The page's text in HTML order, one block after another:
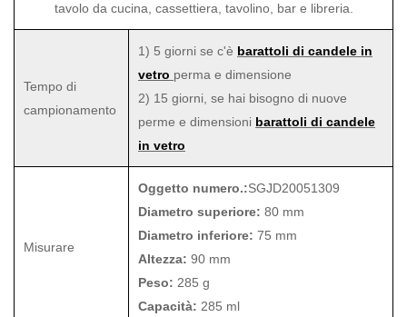
tavolo da cucina, cassettiera, tavolino, bar e libreria.
Tempo di
campionamento
1) 5 giorni se c'è barattoli di candele in
vetro perma e dimensione
2) 15 giorni, se hai bisogno di nuove
perme e dimensioni barattoli di candele
in vetro
Misurare
Oggetto numero.:SGJD20051309
Diametro superiore: 80 mm
Diametro inferiore: 75 mm
Altezza: 90 mm
Peso: 285 g
Capacità: 285 ml